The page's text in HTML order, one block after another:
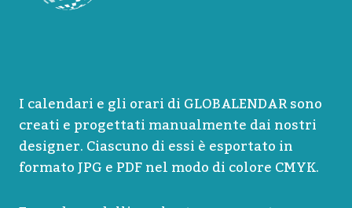
I calendari e gli orari di GLOBALENDAR sono
creati e progettati manualmente dai nostri
designer. Ciascuno di essi è esportato in
formato JPG e PDF nel modo di colore CMYK.